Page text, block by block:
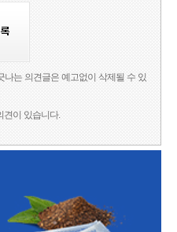
는 의견글은 예고없이 삭제될 수 있
이 있습니다.